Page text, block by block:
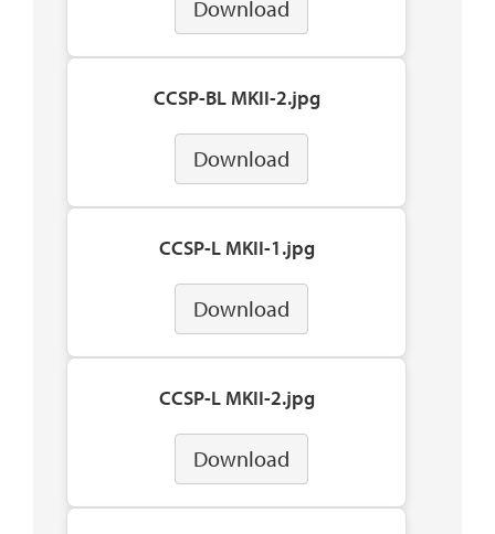
Download
CCSP-BL MKII-2.jpg
Download
CCSP-L MKII-1.jpg
Download
CCSP-L MKII-2.jpg
Download